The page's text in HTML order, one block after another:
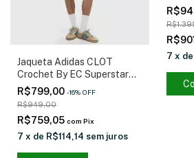
Jaqueta Adidas CLOT
Crochet By EC Superstar
Track
R$799,00 -16% OFF
R$949,00
R$759,05 com Pix
7 x de R$114,14 sem juros
7 x de